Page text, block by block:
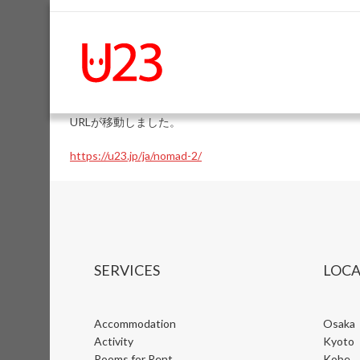
URLが移動しました。
https://u23.jp/ja/nomad-2/
SERVICES
Accommodation
Activity
Osaka
Kyoto